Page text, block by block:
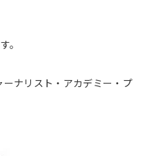
。
ーナリスト・アカデミー・プ